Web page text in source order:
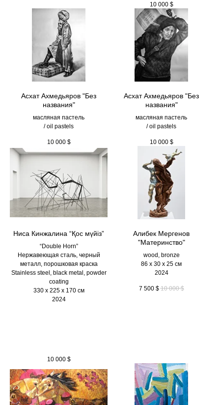
10 000 $
Асхат Ахмедьяров "Без
названия"
масляная пастель
/ oil pastels
10 000 $
Асхат Ахмедьяров "Без
названия"
масляная пастель
/ oil pastels
10 000 $
Ниса Кинжалина “Қос мүйіз”
“Double Horn”
Нержавеющая сталь, черный
металл, порошковая краска
Stainless steel, black metal, powder
coating
330 х 225 х 170 см
2024
10 000 $
Алибек Мергенов
"Материнство"
wood, bronze
86 х 30 х 25 см
2024
7 500 $ 10 000 $